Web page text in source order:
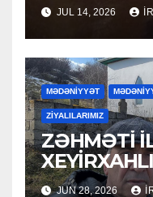
JUL 14, 2026
MƏDƏNİYYƏT
ZİYALILARIMIZ
ZƏHMƏTİ
HACI
JUN 28, 2026